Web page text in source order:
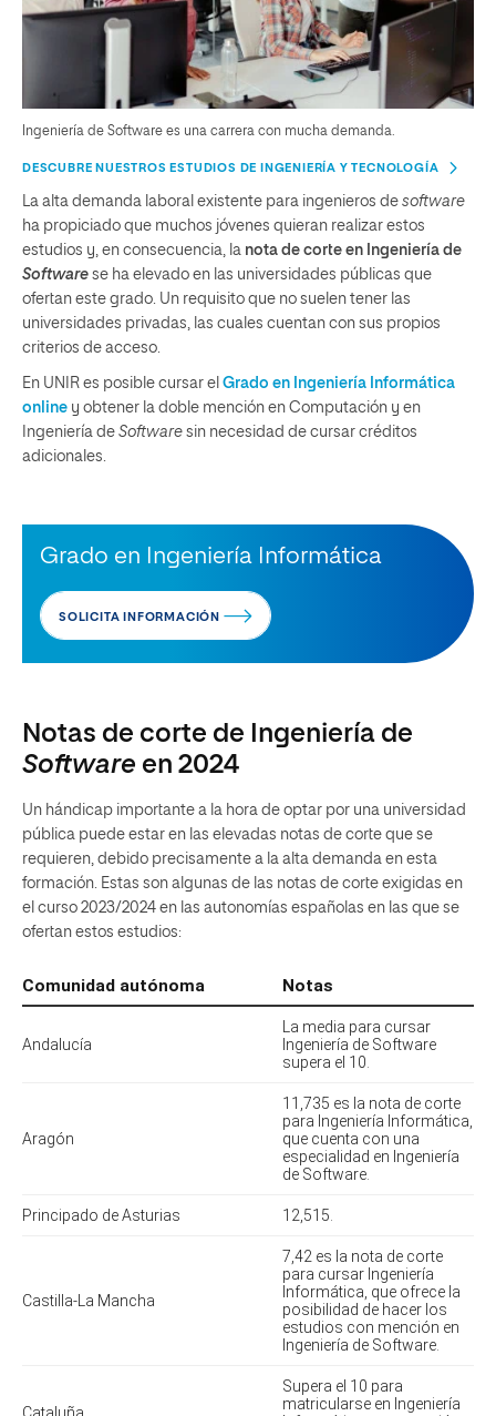
Ingeniería de Software es una carrera con mucha demanda.
DESCUBRE NUESTROS ESTUDIOS DE INGENIERÍA Y TECNOLOGÍA
La alta demanda laboral existente para ingenieros de software
ha propiciado que muchos jóvenes quieran realizar estos
estudios y, en consecuencia, la nota de corte en Ingeniería de
Software se ha elevado en las universidades públicas que
ofertan este grado. Un requisito que no suelen tener las
universidades privadas, las cuales cuentan con sus propios
criterios de acceso.
En UNIR es posible cursar el Grado en Ingeniería Informática
online y obtener la doble mención en Computación y en
Ingeniería de Software sin necesidad de cursar créditos
adicionales.
Grado en Ingeniería Informática
SOLICITA INFORMACIÓN
Notas de corte de Ingeniería de
Software en 2024
Un hándicap importante a la hora de optar por una universidad
pública puede estar en las elevadas notas de corte que se
requieren, debido precisamente a la alta demanda en esta
formación. Estas son algunas de las notas de corte exigidas en
el curso 2023/2024 en las autonomías españolas en las que se
ofertan estos estudios: